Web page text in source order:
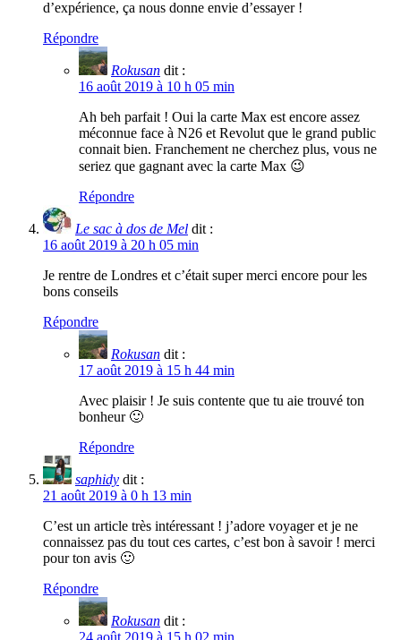
d’expérience, ça nous donne envie d’essayer !
Répondre
Rokusan dit :
16 août 2019 à 10 h 05 min
Ah beh parfait ! Oui la carte Max est encore assez
méconnue face à N26 et Revolut que le grand public
connait bien. Franchement ne cherchez plus, vous ne
seriez que gagnant avec la carte Max 😉
Répondre
Le sac à dos de Mel dit :
16 août 2019 à 20 h 05 min
Je rentre de Londres et c’était super merci encore pour les
bons conseils
Répondre
Rokusan dit :
17 août 2019 à 15 h 44 min
Avec plaisir ! Je suis contente que tu aie trouvé ton
bonheur 🙂
Répondre
saphidy dit :
21 août 2019 à 0 h 13 min
C’est un article très intéressant ! j’adore voyager et je ne
connaissez pas du tout ces cartes, c’est bon à savoir ! merci
pour ton avis 🙂
Répondre
Rokusan dit :